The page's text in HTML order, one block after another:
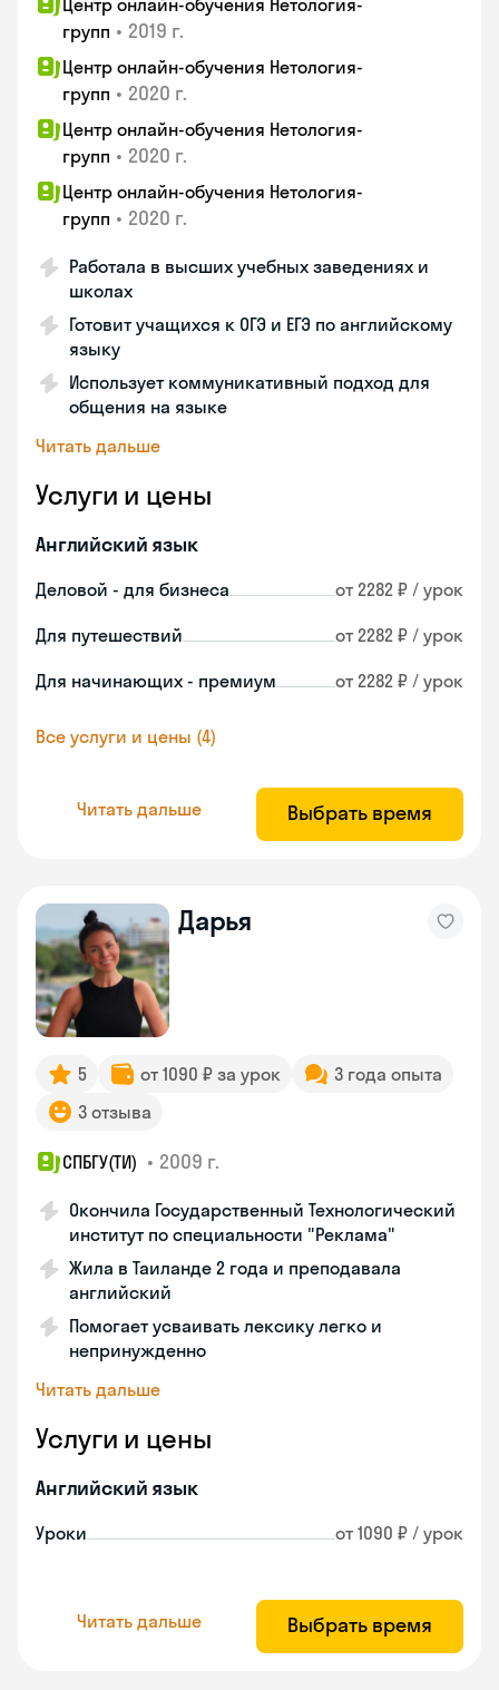
Центр онлайн-обучения Нетология-
групп • 2019 г.
Центр онлайн-обучения Нетология-
групп • 2020 г.
Центр онлайн-обучения Нетология-
групп • 2020 г.
Центр онлайн-обучения Нетология-
групп • 2020 г.
Работала в высших учебных заведениях и
школах
Готовит учащихся к ОГЭ и ЕГЭ по английскому
языку
Использует коммуникативный подход для
общения на языке
Читать дальше
Услуги и цены
Английский язык
Деловой - для бизнеса от 2282 ₽ / урок
Для путешествий от 2282 ₽ / урок
Для начинающих - премиум от 2282 ₽ / урок
Все услуги и цены (4)
Читать дальше Выбрать время
Дарья
5 от 1090 ₽ за урок
3 года опыта
3 отзыва
СПБГУ(ТИ) • 2009 г.
Окончила Государственный Технологический
институт по специальности "Реклама"
Жила в Таиланде 2 года и преподавала
английский
Помогает усваивать лексику легко и
непринужденно
Читать дальше
Услуги и цены
Английский язык
Уроки от 1090 ₽ / урок
Читать дальше Выбрать время